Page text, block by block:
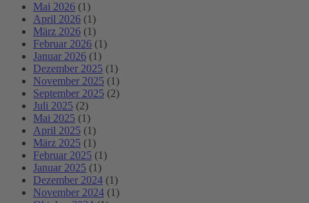
Mai 2026 (1)
April 2026 (1)
März 2026 (1)
Februar 2026 (1)
Januar 2026 (1)
Dezember 2025 (1)
November 2025 (1)
September 2025 (2)
Juli 2025 (2)
Mai 2025 (1)
April 2025 (1)
März 2025 (1)
Februar 2025 (1)
Januar 2025 (1)
Dezember 2024 (1)
November 2024 (1)